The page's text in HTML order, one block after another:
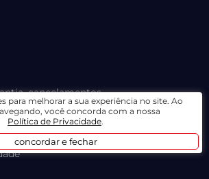
cancelamentos
para melhorar a sua experiência no site. Ao
você concorda com a nossa
Política de Privacidade.
concordar e fechar